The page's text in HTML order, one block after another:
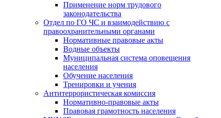
Применение норм трудового
законодательства
Отдел по ГО ЧС и взаимодействию с
правоохранительными органами
Нормативные правовые акты
Водные объекты
Муниципальная система оповещения
населения
Обучение населения
Тренировки и учения
Антитеррористическая комиссия
Нормативно-правовые акты
Правовая грамотность населения